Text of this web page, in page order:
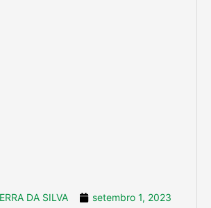
DA SILVA
setembro 1, 2023